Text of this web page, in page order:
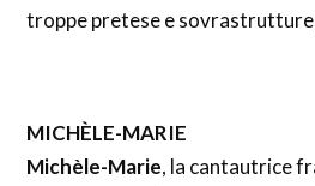
troppe pretese e
MICHÈLE-MARIE
Michèle-Marie, la cantautrice